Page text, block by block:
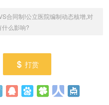
合同制!公立医院编制动态核增,对
么影响?
打赏